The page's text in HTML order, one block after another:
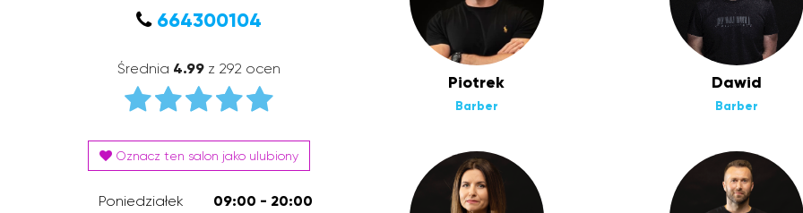
664300104
Średnia 4.99 z 292 ocen
Oznacz ten salon jako ulubiony
Poniedziałek 09:00 - 20:00
Piotrek
Barber
Dawid
Barber